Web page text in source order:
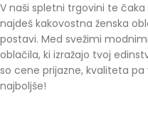
V naši spletni trgovini te
najdeš kakovostna ženska
postavi. Med svežimi
oblačila, ki izražajo tvoj
so cene prijazne, kvaliteta pa
najboljše!